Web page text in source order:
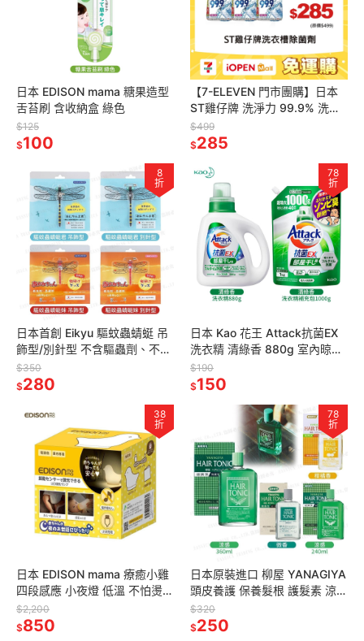
日本 EDISON mama 糖果造型
舌苔刷 含收納盒 綠色
$125
$100
【7-ELEVEN 門市團購】日本
ST雞仔牌 洗淨力 99.9% 洗衣
槽 除菌劑 550g x 5罐組 活動
專用
$499
$285
8
折
日本首創 Eikyu 驅蚊蟲蜻蜓 吊
飾型/別針型 不含驅蟲劑、不含
驅避劑 おにやんま君 防蚊蜻蜓
擬真蜻蜓
$350
$280
78
折
日本 Kao 花王 Attack抗菌EX
洗衣精 清綠香 880g 室內晾曬
無異味
$190
$150
38
折
日本 EDISON mama 療癒小雞
四段感應 小夜燈 低溫 不怕燙傷
USB充電式
$2,200
$850
78
折
日本原裝進口 柳屋 YANAGIYA
頭皮養護 保養髮根 護髮素 涼
感/無香料/柑橘香 240ml
$320
$250